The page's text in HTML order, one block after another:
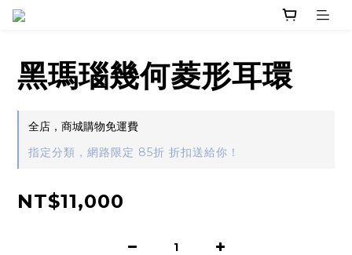
黑瑪瑙幾何菱形耳環
全店，商城購物免運費
指定分類，網路限定 85折 折扣送給你！
NT$11,000